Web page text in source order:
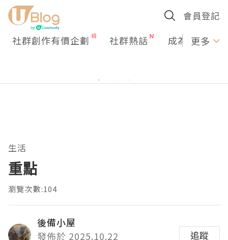
會員登記
社群創作有價企劃 社群熱話 成為U更多
生活
重點
瀏覽次數:104
後備小屋
發佈於 2025.10.22
追蹤